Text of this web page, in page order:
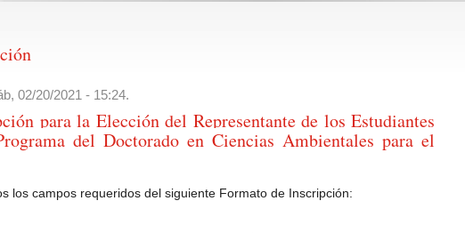
02/20/2021 - 15:24.
para la Elección del Representante de los Estudiantes
del Doctorado en Ciencias Ambientales para el
los campos requeridos del siguiente Formato de Inscripción: